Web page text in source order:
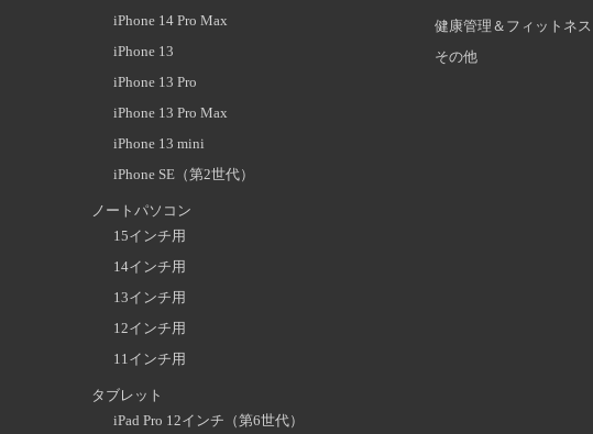
iPhone 14 Pro Max
iPhone 13
iPhone 13 Pro
iPhone 13 Pro Max
iPhone 13 mini
iPhone SE（第2世代）
ノートパソコン
15インチ用
14インチ用
13インチ用
12インチ用
11インチ用
タブレット
iPad Pro 12インチ（第6世代）
健康管理＆フィットネス
その他